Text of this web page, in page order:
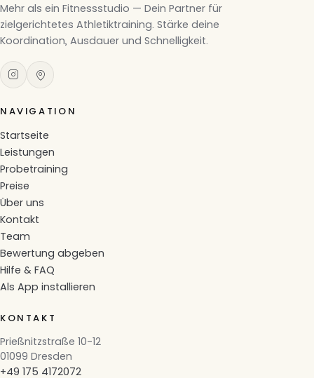
Mehr als ein Fitnessstudio — Dein Partner für
zielgerichtetes Athletiktraining. Stärke deine
Koordination, Ausdauer und Schnelligkeit.
NAVIGATION
Startseite
Leistungen
Probetraining
Preise
Über uns
Kontakt
Team
Bewertung abgeben
Hilfe & FAQ
Als App installieren
KONTAKT
Prießnitzstraße 10-12
01099 Dresden
+49 175 4172072